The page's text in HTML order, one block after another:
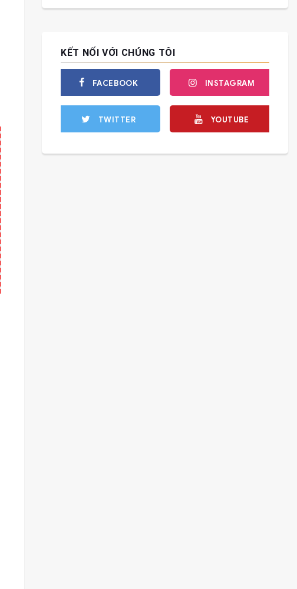
KẾT NỐI VỚI CHÚNG TÔI
FACEBOOK
TWITTER
INSTAGRAM
YOUTUBE